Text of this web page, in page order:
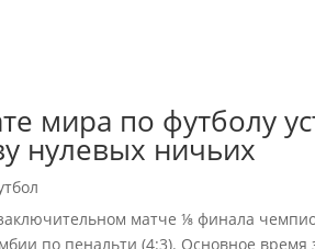
мира по футболу
нулевых ничьих
матче ⅛ финала
по пенальти (4:3). Основное время